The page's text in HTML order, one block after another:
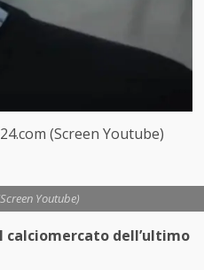
(Screen Youtube)
Youtube)
calciomercato dell’ultimo